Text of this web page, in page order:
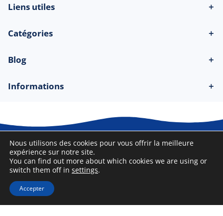
Liens utiles ＋
Catégories ＋
Blog ＋
Informations ＋
© 2026 Beau-bateau.fr - Tous droits
réservés
Nous utilisons des cookies pour vous offrir la meilleure
expérience sur notre site.
You can find out more about which cookies we are using or
switch them off in settings.
Accepter